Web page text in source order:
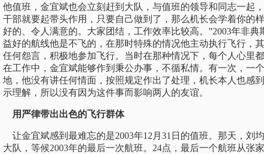
他值班，金宜斌也会立刻赶到大队，与值班的领导和同志一起
干部就要起带头作用，只要自己做到了，那么机长会学着你的
好的、令人满意的。大家团结，工作效率比较高。”2003年非
益好的航线他是不飞的，在那时特殊的情况他主动执行飞行，
任何怨言，积极地参加飞行。当时在那种情况下，每个人心里
在工作中，金宜斌能够作到秉公办事，不循私情。有一次，一
地，他没有讲任何情面，按照规定作出了处理，机长本人也感
示理解，所以没有因为这件事而影响两人的友谊。
用严律带出出色的飞行群体
让金宜斌感到最难忘的是2003年12月31日的值班。那天，刘
大队，等候2003年的最后一次航班。24点，最后一个航班从张